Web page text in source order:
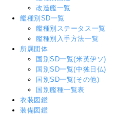
改造艦一覧
艦種別SD一覧
艦種別ステータス一覧
艦種別入手方法一覧
所属団体
国別SD一覧(米英伊ソ)
国別SD一覧(中独日仏)
国別SD一覧(その他)
国別艦種一覧表
衣装図鑑
装備図鑑